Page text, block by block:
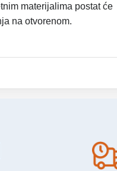
materijalima postat će
na otvorenom.